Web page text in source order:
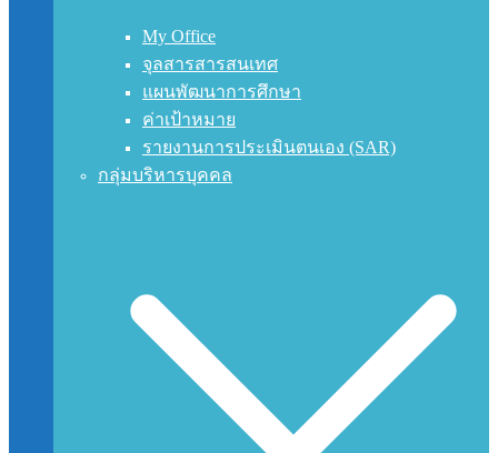
My Office
จุลสารสารสนเทศ
แผนพัฒนาการศึกษา
ค่าเป้าหมาย
รายงานการประเมินตนเอง (SAR)
กลุ่มบริหารบุคคล